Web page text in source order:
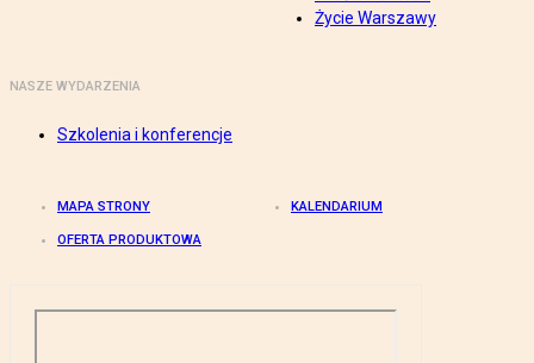
Życie Warszawy
NASZE WYDARZENIA
Szkolenia i konferencje
MAPA STRONY KALENDARIUM
OFERTA PRODUKTOWA